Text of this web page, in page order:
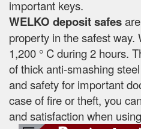
important keys.
WELKO deposit safes
property in the safest
1,200 ° C during 2 hours.
of thick anti-smashing
and safety for important
case of fire or theft, you
and satisfaction when